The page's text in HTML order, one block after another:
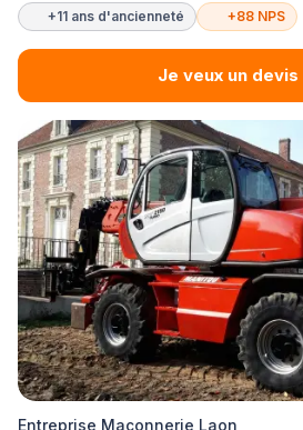
+11 ans d'ancienneté +88 NPS
Je veux un
Entreprise Maçonnerie Laon